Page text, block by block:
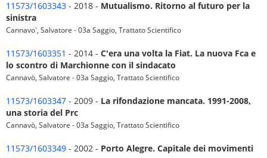
11573/1603343 - 2018 - Mutualismo. Ritorno al futuro per la
sinistra
Cannavo', Salvatore - 03a Saggio, Trattato Scientifico
11573/1603351 - 2014 - C'era una volta la Fiat. La nuova Fca e
lo scontro di Marchionne con il sindacato
Cannavò, Salvatore - 03a Saggio, Trattato Scientifico
11573/1603347 - 2009 - La rifondazione mancata. 1991-2008,
una storia del Prc
Cannavò, Salvatore - 03a Saggio, Trattato Scientifico
11573/1603349 - 2002 - Porto Alegre. Capitale dei movimenti